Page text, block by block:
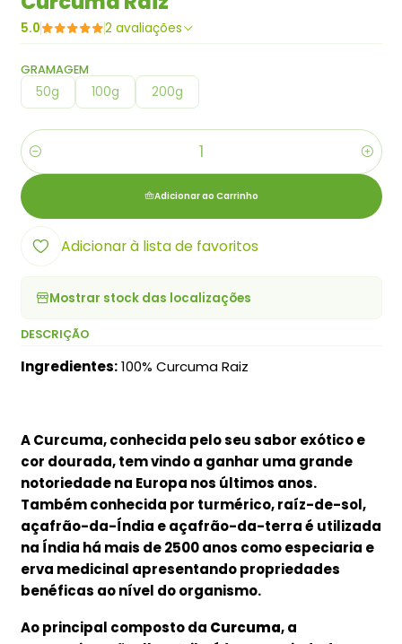
5.0 2 avaliações
GRAMAGEM
50g 100g 200g
Quantidade
Adicionar ao Carrinho
Adicionar à lista de favoritos
Mostrar stock das localizações
DESCRIÇÃO
Ingredientes:100% Curcuma Raiz
A Curcuma, conhecida pelo seu sabor exótico e
cor dourada, tem vindo a ganhar uma grande
notoriedade na Europa nos últimos anos.
Também conhecida por turmérico, raíz-de-sol,
açafrão-da-Índia e açafrão-da-terra é utilizada
na Índia há mais de 2500 anos como especiaria e
erva medicinal apresentando propriedades
benéficas ao nível do organismo.
Ao principal composto da Curcuma, a